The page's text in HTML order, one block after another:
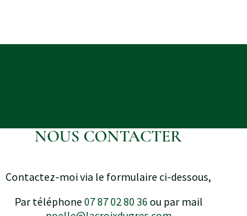
NOUS CONTACTER
Contactez-moi via le formulaire ci-dessous,
Par téléphone 07 87 02 80 36 ou par mail